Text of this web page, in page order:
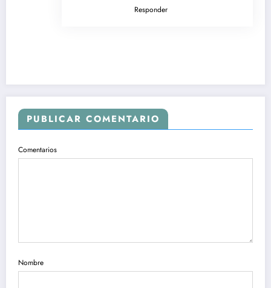
Responder
PUBLICAR COMENTARIO
Comentarios
Nombre